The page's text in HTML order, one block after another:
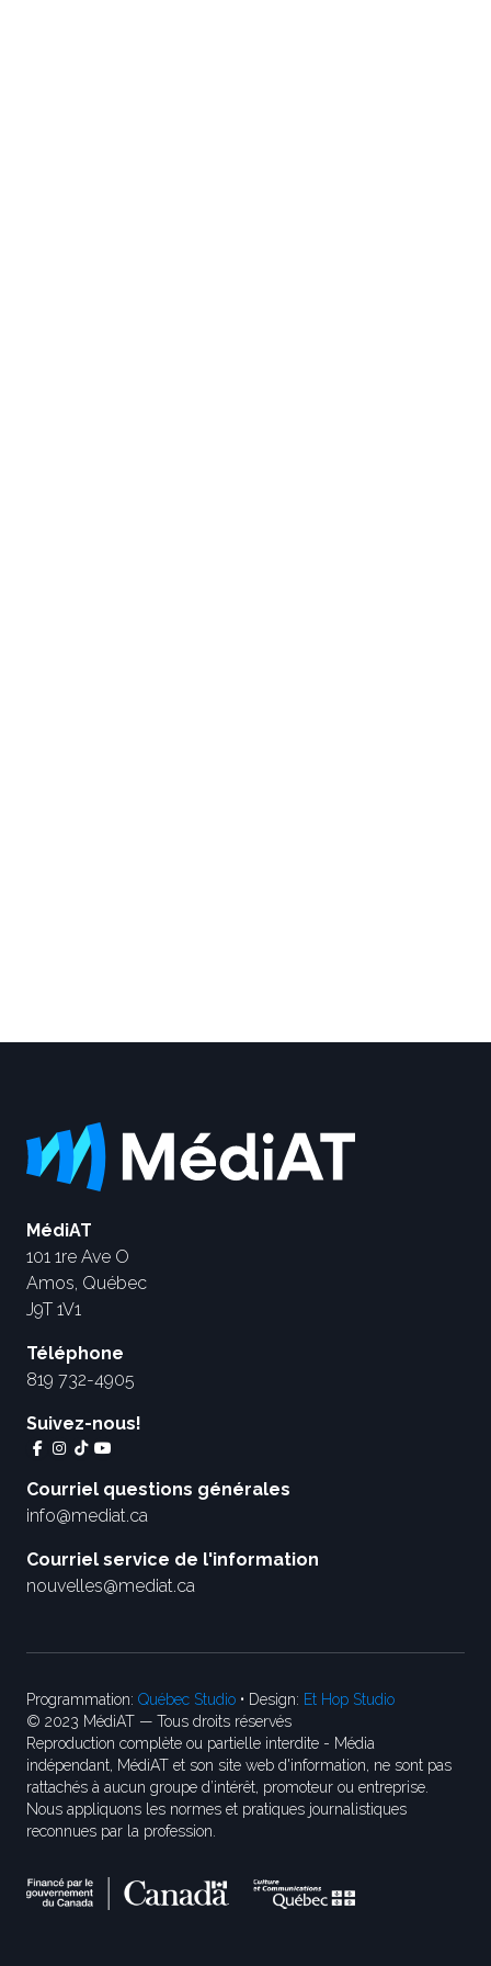
MédiAT
101 1re Ave O
Amos, Québec
J9T 1V1
Téléphone
819 732-4905
Suivez-nous!
Courriel questions générales
info@mediat.ca
Courriel service de l'information
nouvelles@mediat.ca
Programmation: Québec Studio • Design: Et Hop Studio
© 2023 MédiAT — Tous droits réservés
Reproduction complète ou partielle interdite - Média
indépendant, MédiAT et son site web d'information, ne sont pas
rattachés à aucun groupe d’intérêt, promoteur ou entreprise.
Nous appliquons les normes et pratiques journalistiques
reconnues par la profession.